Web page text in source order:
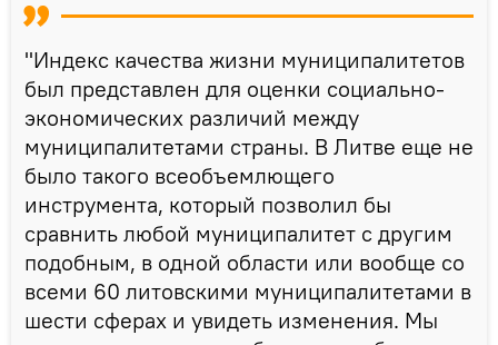
"Индекс качества жизни муниципалитетов
был представлен для оценки социально-
экономических различий между
муниципалитетами страны. В Литве еще не
было такого всеобъемлющего
инструмента, который позволил бы
сравнить любой муниципалитет с другим
подобным, в одной области или вообще со
всеми 60 литовскими муниципалитетами в
шести сферах и увидеть изменения. Мы